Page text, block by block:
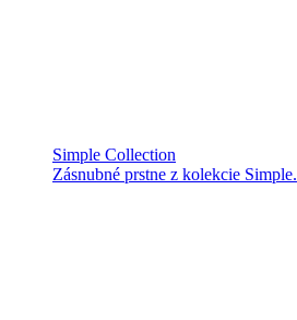
Simple Collection
Zásnubné prstne z kolekcie Simple.